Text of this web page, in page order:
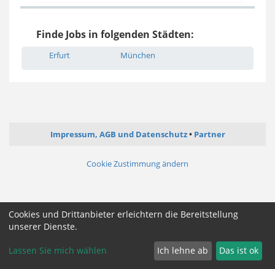
Finde Jobs in folgenden Städten:
Erfurt München
Impressum, AGB und Datenschutz Partner
Cookie Zustimmung ändern
Cookies und Drittanbieter erleichtern die Bereitstellung
unserer Dienste.
Lassen Sie mich wählen Ich lehne ab Das ist ok